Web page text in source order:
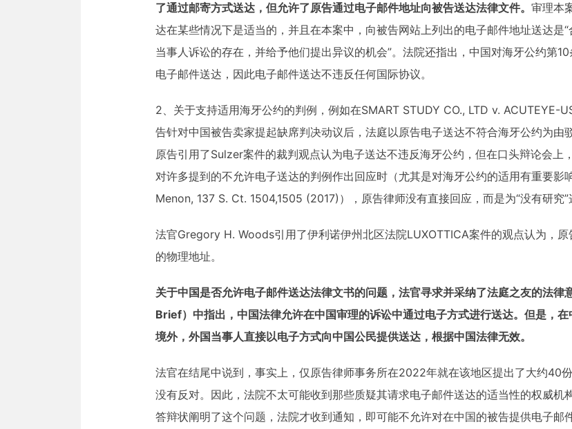
了通过邮寄方式送达，但允许了原告通过电子邮件地址向被告送达法律文件。 审理本
达在某些情况下是适当的，并且在本案中，向被告网站上列出的电子邮件地址送达是
当事人诉讼的存在，并给予他们提出异议的机会”。法院还指出，中国对海牙公约第
电子邮件送达，因此电子邮件送达不违反任何国际协议。
2、关于支持适用海牙公约的判例，例如在SMART STUDY CO., LTD v.
告针对中国被告卖家提起缺席判决动议后，法庭以原告电子送达不符合海牙公约为由
原告引用了Sulzer案件的裁判观点认为电子送达不违反海牙公约，但在口头辩论会
对许多提到的不允许电子送达的判例作出回应时（尤其是对海牙公约的适用有重要
Menon, 137 S. Ct. 1504,1505 (2017)），原告律师没有直接回应，而是为“没有研究”
法官Gregory H. Woods引用了伊利诺伊州北区法院LUXOTTICA案件的观点认为，
的物理地址。
关于中国是否允许电子邮件送达法律文书的问题，法官寻求并采纳了法庭之友的法
Brief）中指出，中国法律允许在中国审理的诉讼中通过电子方式进行送达。但是，
境外，外国当事人直接以电子方式向中国公民提供送达，根据中国法律无效。
法官在结尾中说到，事实上，仅原告律师事务所在2022年就在该地区提出了大约40
没有反对。因此，法院不太可能收到那些质疑其请求电子邮件送达的适当性的权威机
答辩状阐明了这个问题，法院才收到通知，即可能不允许对在中国的被告提供电子邮